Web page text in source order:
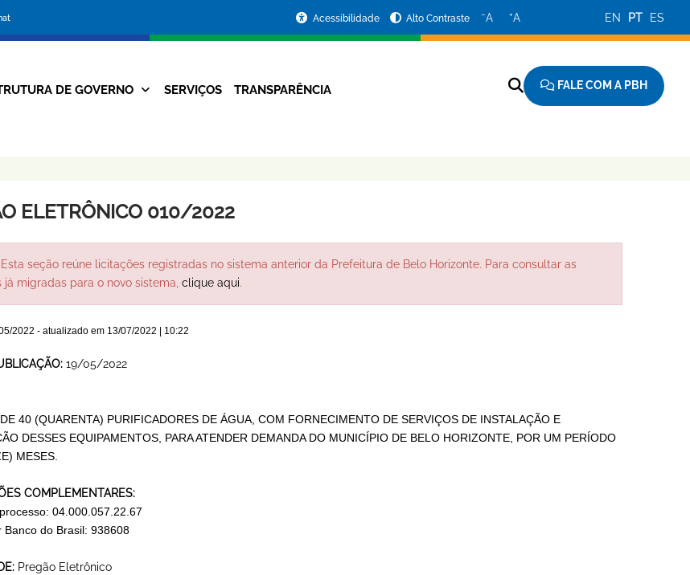
da
Prefeitura
Acessibilidade Alto Contraste −A +A EN PT ES
Navegação
DE GOVERNO SERVIÇOS TRANSPARÊNCIA FALE COM A PBH
ELETRÔNICO 010/2022
seção reúne licitações registradas no sistema anterior da Prefeitura de Belo Horizonte. Para consultar as
já migradas para o novo sistema, clique aqui.
2022 - atualizado em 13/07/2022 | 10:22
19/05/2022
40 (QUARENTA) PURIFICADORES DE ÁGUA, COM FORNECIMENTO DE SERVIÇOS DE INSTALAÇÃO E
DESSES EQUIPAMENTOS, PARA ATENDER DEMANDA DO MUNICÍPIO DE BELO HORIZONTE, POR UM PERÍODO
MESES.
COMPLEMENTARES:
04.000.057.22.67
Banco do Brasil: 938608
Pregão Eletrônico